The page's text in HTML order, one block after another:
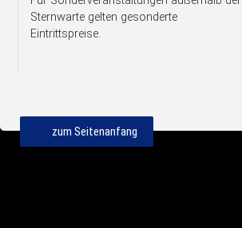
Sternwarte gelten gesonderte
Eintrittspreise.
zum Seitenanfang